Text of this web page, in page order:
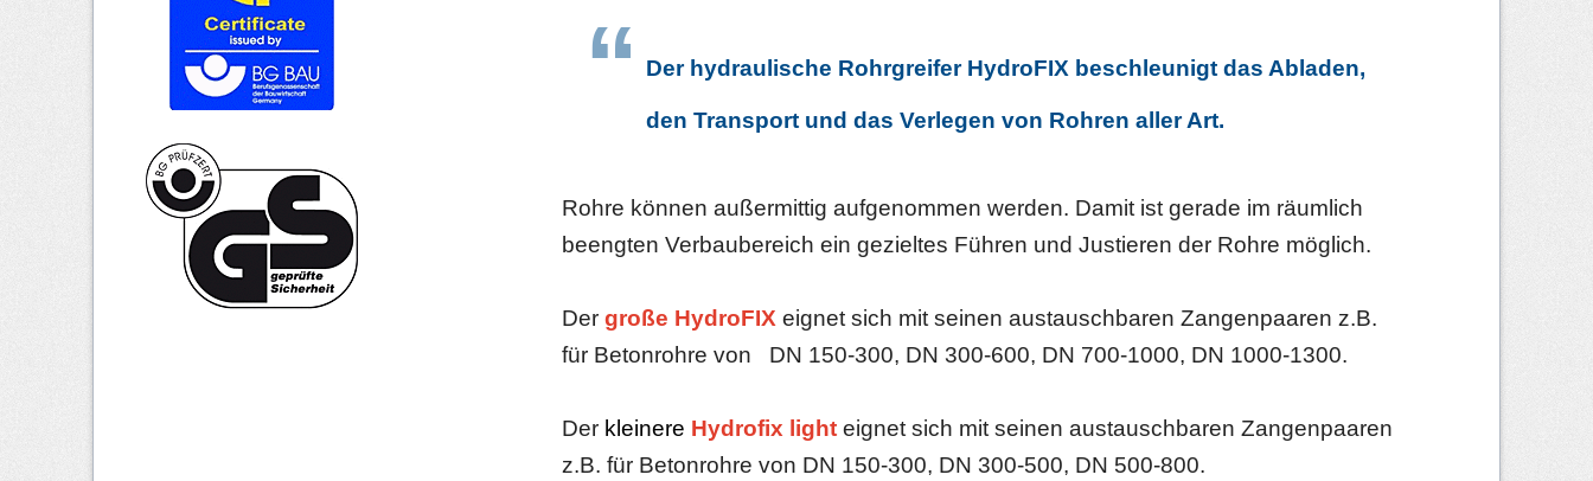
Der hydraulische Rohrgreifer HydroFIX beschleunigt das Abladen,
den Transport und das Verlegen von Rohren aller Art.
Rohre können außer­mittig auf­ge­nommen werden. Damit ist gerade im räumlich
beengten Verbaubereich ein gezieltes Führen und Justieren der Rohre möglich.
Dergroße HydroFIX eignet sich mit seinen austauschbaren Zangenpaaren z.B.
für Betonrohre von DN 150-300, DN 300-600, DN 700-1000, DN 1000-1300.
Der kleinere Hydrofix light eignet sich mit seinen austauschbaren Zangenpaaren
z.B. für Betonrohre von DN 150-300, DN 300-500, DN 500-800.